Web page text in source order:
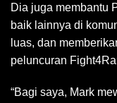
Dia juga membantu
baik lainnya di
luas, dan
peluncuran
“Bagi saya, Mark